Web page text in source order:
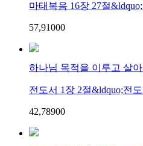
마태복음 16장 27절
57,91000
하나님 목적을 이루고 살
전도서 1장 2절&ldquo;전
42,78900